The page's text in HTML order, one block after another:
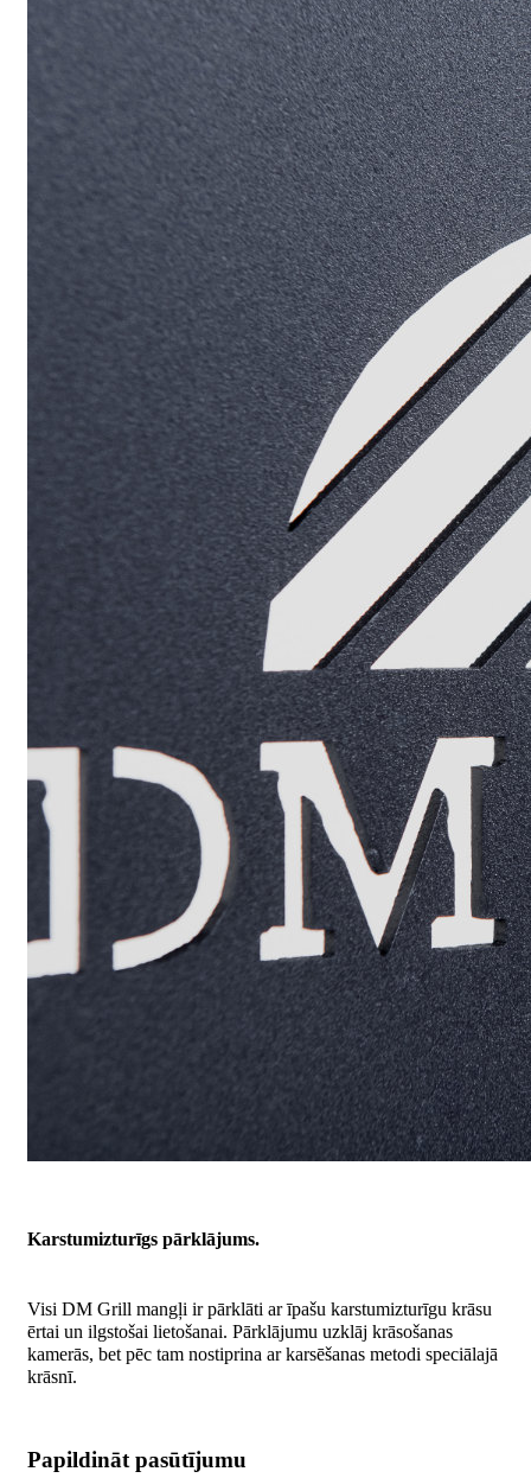
Karstumizturīgs pārklājums.
Visi DM Grill mangļi ir pārklāti ar īpašu karstumizturīgu krāsu
ērtai un ilgstošai lietošanai. Pārklājumu uzklāj krāsošanas
kamerās, bet pēc tam nostiprina ar karsēšanas metodi speciālajā
krāsnī.
Papildināt pasūtījumu